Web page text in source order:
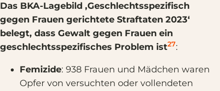
Das BKA-Lagebild ‚Geschlechtsspezifisch
gegen Frauen gerichtete Straftaten 2023‘
belegt, dass Gewalt gegen Frauen ein
geschlechtsspezifisches Problem ist27:
Femizide: 938 Frauen und Mädchen waren
Opfer von versuchten oder vollendeten